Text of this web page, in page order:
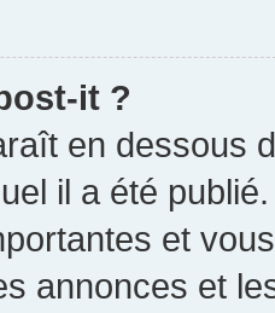
it ?
en dessous
il a été
et
annonces et